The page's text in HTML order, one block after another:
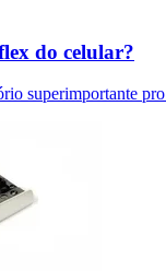
do celular?
superimportante